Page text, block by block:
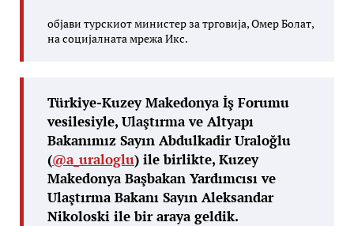
објави турскиот министер за трговија, Омер Болат,
на социјалната мрежа Икс.
Türkiye-Kuzey Makedonya İş Forumu
vesilesiyle, Ulaştırma ve Altyapı
Bakanımız Sayın Abdulkadir Uraloğlu
(@a_uraloglu) ile birlikte, Kuzey
Makedonya Başbakan Yardımcısı ve
Ulaştırma Bakanı Sayın Aleksandar
Nikoloski ile bir araya geldik.